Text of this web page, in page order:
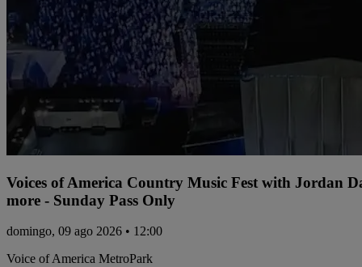
Voices of America Country Music Fest with Jordan
more - Sunday Pass Only
domingo, 09 ago 2026 • 12:00
Voice of America MetroPark